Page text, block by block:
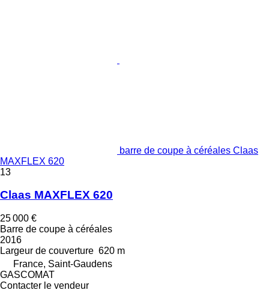
barre de coupe à céréales Claas
MAXFLEX 620
13
Claas MAXFLEX 620
25 000 €
Barre de coupe à céréales
2016
Largeur de couverture 620 m
France, Saint-Gaudens
GASCOMAT
Contacter le vendeur